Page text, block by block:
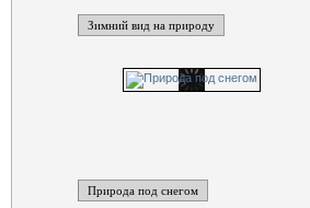
Зимний вид на природу
Природа под снегом